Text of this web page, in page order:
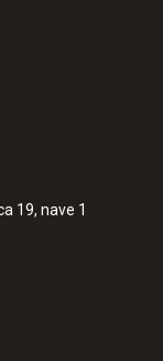
19, nave 1